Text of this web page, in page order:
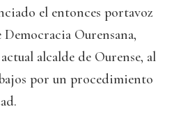
el entonces portavoz
Ourensana,
alcalde de Ourense, al
por un procedimiento